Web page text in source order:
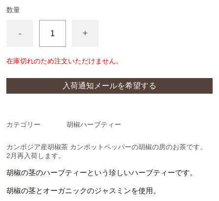
シロップ（クラフトコーラ）
クラフトソーセージ
数量
- +
在庫切れのため注文いただけません。
入荷通知メールを希望する
カテゴリー 胡椒ハーブティー
カンボジア産胡椒茶 カンポットペッパーの胡椒の房のお茶です。
2月再入荷します。
胡椒の茎のハーブティーという珍しいハーブティーです。
胡椒の茎とオーガニックのジャスミンを使用。